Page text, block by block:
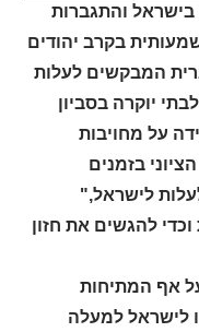
והתגברות
בקרב יהודים
המבקשים לעלות
יוקרה בסביון
על מחויבות
בזמנים
לישראל,"
להגשים את חזון
באוקטובר, על אף המתיחות
לישראל למעלה